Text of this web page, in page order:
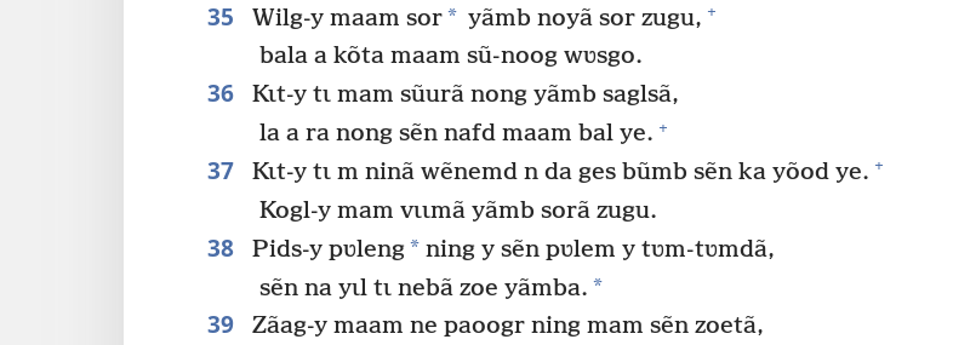
35 Wilg-y maam sor* yãmb noyã sor zugu, +
bala a kõta maam sũ-noog wʋsgo.
36
Kɩt-y tɩ mam sũurã nong yãmb saglsã,
la a ra nong sẽn nafd maam bal ye. +
37 Kɩt-y tɩ m ninã wẽnemd n da ges bũmb sẽn ka yõod ye. +
Kogl-y mam vɩɩmã yãmb sorã zugu.
38 Pids-y pʋleng*ning y sẽn pʋlem y tʋm-tʋmdã,
sẽn na yɩl tɩ nebã zoe yãmba. *
39
Zãag-y maam ne paoogr ning mam sẽn zoetã,